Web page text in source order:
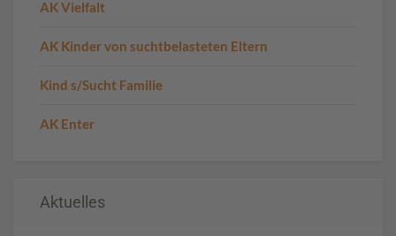
AK Vielfalt
AK Kinder von suchtbelasteten Eltern
Kind s/Sucht Familie
AK Enter
Aktuelles